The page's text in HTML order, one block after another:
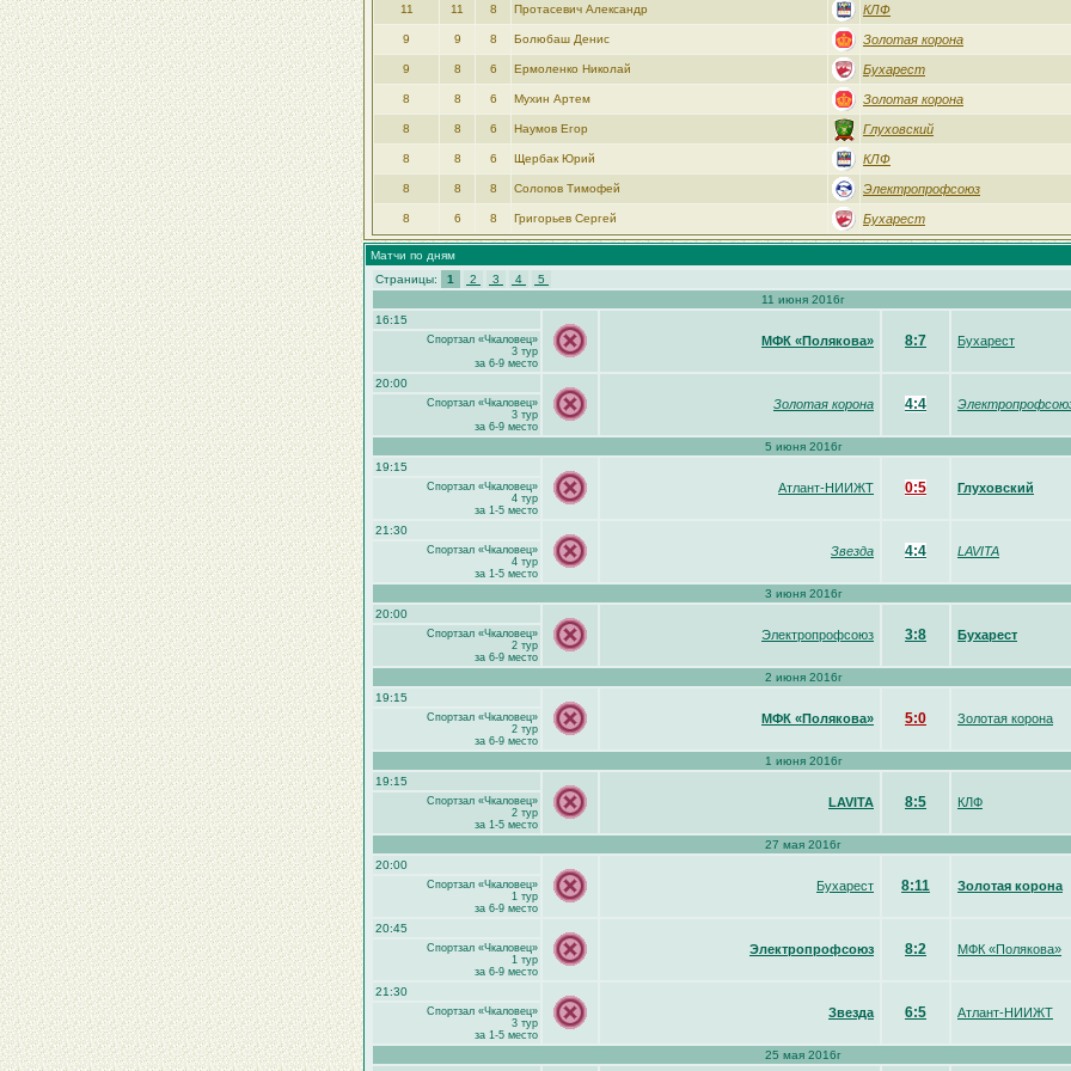
11 11 8 Протасевич Александр КЛФ
9 9 8 Болюбаш Денис Золотая корона
9 8 6 Ермоленко Николай Бухарест
8 8 6 Мухин Артем Золотая корона
8 8 6 Наумов Егор Глуховский
8 8 6 Щербак Юрий КЛФ
8 8 8 Солопов Тимофей Электропрофсоюз
8 6 8 Григорьев Сергей Бухарест
Матчи по дням
Страницы:
1 2 3 4
5
11 июня 2016г
16:15
МФК «Полякова» 8:7 Бухарест
Спортзал «Чкаловец»
3 тур
за 6-9 место
20:00
Золотая корона 4:4
Спортзал «Чкаловец»
3 тур
за 6-9 место
5 июня 2016г
19:15
Атлант-НИИЖТ 0:5 Глуховский
Спортзал «Чкаловец»
4 тур
за 1-5 место
21:30
Звезда 4:4 LAVITA
Спортзал «Чкаловец»
4 тур
за 1-5 место
3 июня 2016г
20:00
Электропрофсоюз 3:8 Бухарест
Спортзал «Чкаловец»
2 тур
за 6-9 место
2 июня 2016г
19:15
МФК «Полякова» 5:0 Золотая корона
Спортзал «Чкаловец»
2 тур
за 6-9 место
1 июня 2016г
19:15
LAVITA 8:5 КЛФ
Спортзал «Чкаловец»
2 тур
за 1-5 место
27 мая 2016г
20:00
Бухарест 8:11 Золотая корона
Спортзал «Чкаловец»
1 тур
за 6-9 место
20:45
Электропрофсоюз 8:2 МФК «Полякова»
Спортзал «Чкаловец»
1 тур
за 6-9 место
21:30
Звезда 6:5 Атлант-НИИЖТ
Спортзал «Чкаловец»
3 тур
за 1-5 место
25 мая 2016г